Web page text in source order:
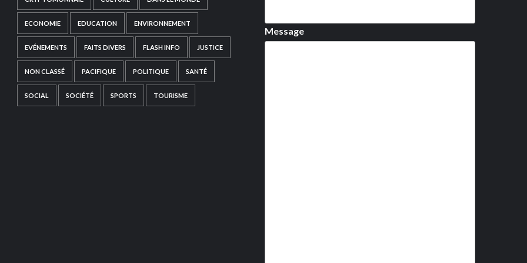
ECONOMIE EDUCATION ENVIRONNEMENT
EVÉNEMENTS FAITS DIVERS FLASH INFO JUSTICE
NON CLASSÉ PACIFIQUE POLITIQUE SANTÉ
SOCIAL SOCIÉTÉ SPORTS TOURISME
Message